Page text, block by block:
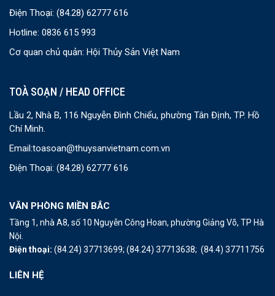
Điện Thoại: (84.28) 62777 616
Hotline: 0836 615 993
Cơ quan chủ quản: Hội Thủy Sản Việt Nam
TOÀ SOẠN / HEAD OFFICE
Lầu 2, Nhà B, 116 Nguyễn Đình Chiểu, phường Tân Định, TP. Hồ
Chí Minh.
Email:toasoan@thuysanvietnam.com.vn
Điện Thoại: (84.28) 62777 616
VĂN PHÒNG MIỀN BẮC
Tầng 1, nhà A8, số 10 Nguyễn Công Hoan, phường Giảng Võ, TP Hà
Nội.
Điện thoại: (84.24) 37713699; (84.24) 37713638; (84.4) 37711756
LIÊN HỆ